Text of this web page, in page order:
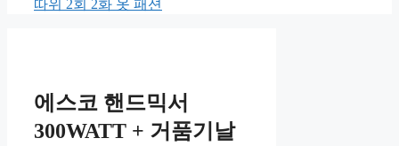
따위 2회 2화 옷 패션
에스코 핸드믹서
300WATT + 거품기날